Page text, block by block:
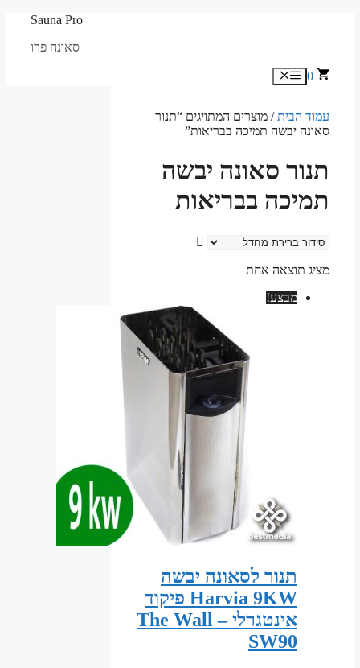
Sauna Pro
סאונה פרו
0 תפריט
עמוד הבית/ מוצרים המתויגים “תנור
סאונה יבשה תמיכה בבריאות”
תנור סאונה יבשה
תמיכה בבריאות
מציג תוצאה אחת
מבצע!
תנור לסאונה יבשה
Harvia 9KW פיקוד
אינטגרלי – The Wall
SW90